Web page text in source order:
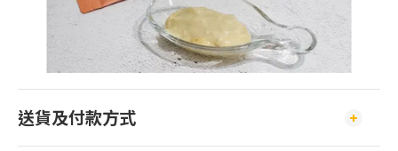
送貨及付款方式